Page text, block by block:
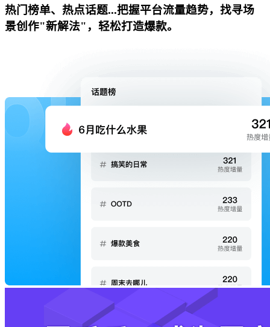
热门榜单、热点话题...把握平台流量趋势，找寻场
景创作"新解法"，轻松打造爆款。